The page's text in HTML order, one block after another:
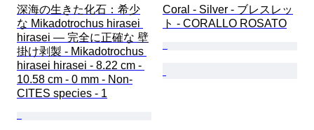
深海の生きた化石：希少
な Mikadotrochus hirasei
hirasei — 完全に正確な 壁
掛け剥製 - Mikadotrochus
hirasei hirasei - 8.22 cm -
10.58 cm - 0 mm - Non-
CITES species - 1
Coral - Silver - ブレスレッ
ト - CORALLO ROSATO